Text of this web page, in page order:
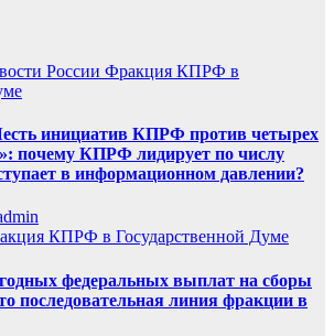
России Фракция КПРФ в
инициатив КПРФ против четырех
почему КПРФ лидирует по числу
в информационном давлении?
КПРФ в Государственной Думе
федеральных выплат на сборы
последовательная линия фракции в